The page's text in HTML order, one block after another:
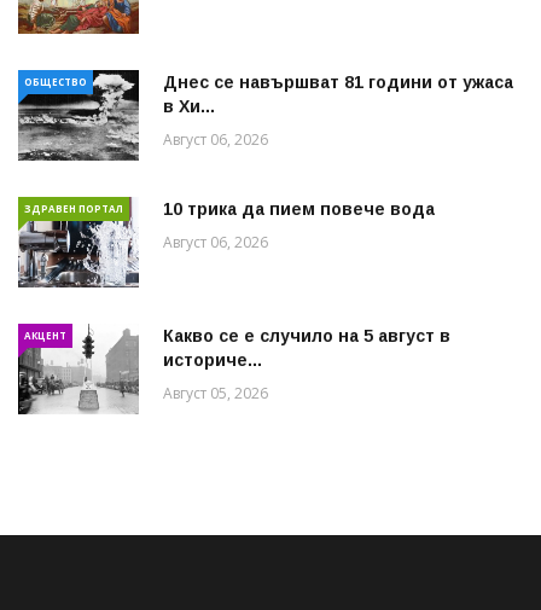
ОБЩЕСТВО
Днес се навършват 81 години от ужаса
в Хи...
Август 06, 2026
ЗДРАВЕН ПОРТАЛ 10 трика да пием повече вода
Август 06, 2026
АКЦЕНТ
Какво се е случило на 5 август в
историче...
Август 05, 2026